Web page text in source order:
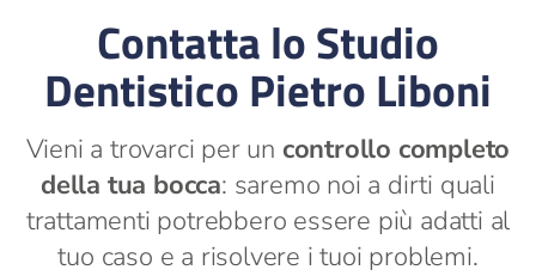
Contatta lo Studio
Dentistico Pietro Liboni
Vieni a trovarci per un controllo completo
della tua bocca: saremo noi a dirti quali
trattamenti potrebbero essere più adatti al
tuo caso e a risolvere i tuoi problemi.